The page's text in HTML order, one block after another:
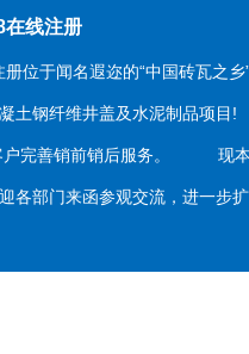
在线注册
于闻名遐迩的“中国砖瓦之乡
土钢纤维井盖及水泥制品项
户完善销前销后服务。 现本
各部门来函参观交流，进一